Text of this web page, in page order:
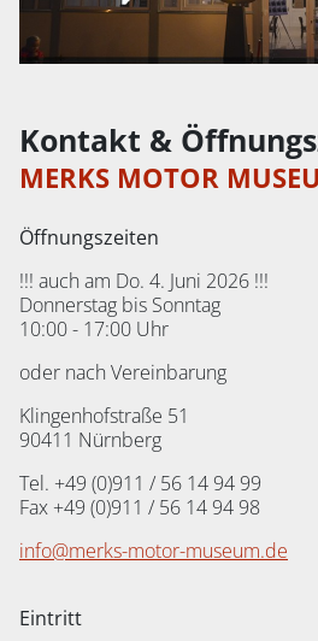
Kontakt &
MERKS MOTOR
Öffnungszeiten
!!! auch am Do. 4. Juni 2026 !!!
Donnerstag bis Sonntag
10:00 - 17:00 Uhr
oder nach Vereinbarung
Klingenhofstraße 51
90411 Nürnberg
Tel. +49 (0)911 / 56 14 94 99
Fax +49 (0)911 / 56 14 94 98
info@merks-motor-museum.de
Eintritt